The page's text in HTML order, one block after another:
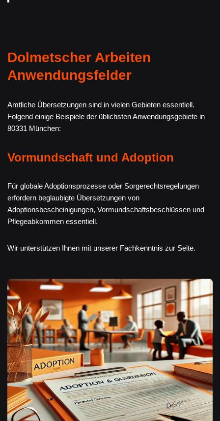
Dolmetscher Arbeiten
Anwendungsfelder
Amtliche Übersetzungen sind in vielen Gebieten essentiell.
Folgend einige Beispiele der üblichsten Anwendungsgebiete in
80331 München:
Vormundschaft und Adoption
Für globale Adoptionsprozesse oder Sorgerechtsregelungen
erfordern beglaubigte Übersetzungen von
Adoptionsbescheinigungen, Vormundschaftsbeschlüssen und
Pflegeabkommen essentiell.
Wir unterstützen Ihnen mit unserer Fachkenntnis zur Seite.